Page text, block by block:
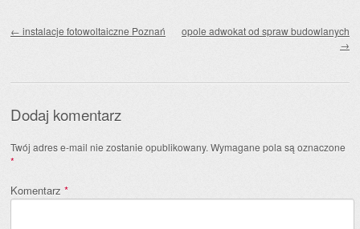
← instalacje fotowoltaiczne Poznań
opole adwokat od spraw budowlanych
→
Dodaj komentarz
Twój adres e-mail nie zostanie opublikowany. Wymagane pola są oznaczone
*
Komentarz *